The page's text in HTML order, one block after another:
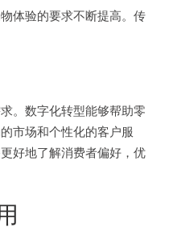
体验的要求不断提高。传
。数字化转型能够帮助零
市场和个性化的客户服
好地了解消费者偏好，优